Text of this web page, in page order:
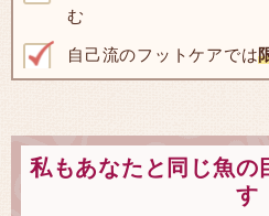
む
自己流のフットケアでは
私もあなたと同じ魚の
す